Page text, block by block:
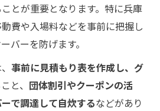
とが重要となります。特に兵庫
費や入場料などを事前に把握し
バーを防げます。
事前に見積もり表を作成し、グ
こと、 団体割引やクーポンの活
で調達して自炊するなどがあり